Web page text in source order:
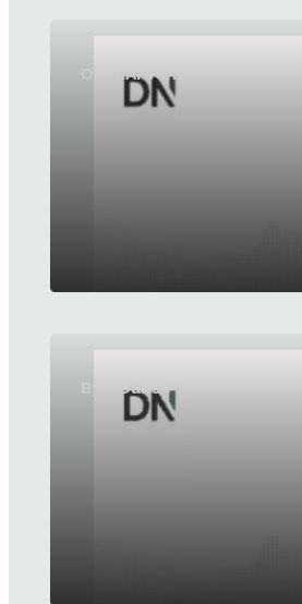
OpenAI vernieuwt GPT-
ByteDance lanceert